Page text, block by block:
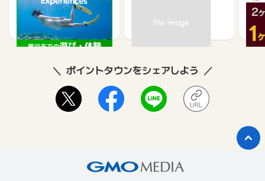
2.5% 1.3%
ポイントタウンをシェアしよう